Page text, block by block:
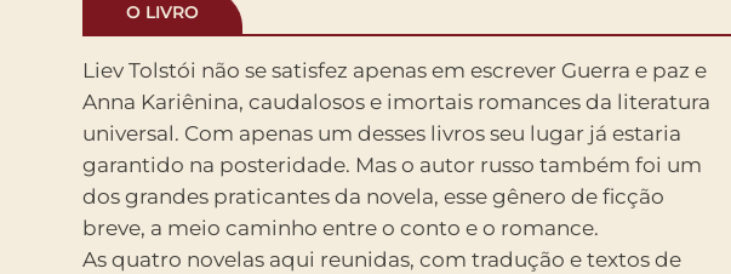
O LIVRO
Liev Tolstói não se satisfez apenas em escrever Guerra e paz e
Anna Kariênina, caudalosos e imortais romances da literatura
universal. Com apenas um desses livros seu lugar já estaria
garantido na posteridade. Mas o autor russo também foi um
dos grandes praticantes da novela, esse gênero de ficção
breve, a meio caminho entre o conto e o romance.
As quatro novelas aqui reunidas, com tradução e textos de